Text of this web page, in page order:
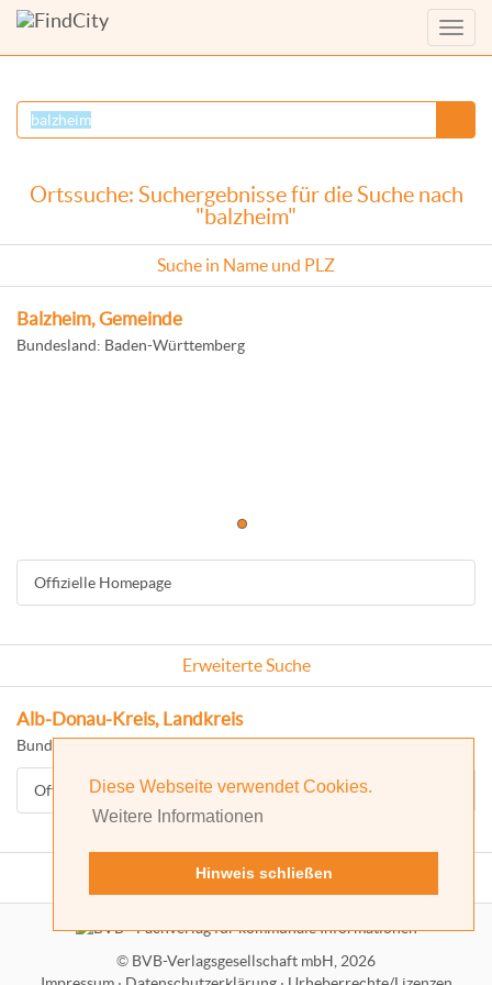
Diese Webseite verwendet Cookies.
Weitere Informationen
Hinweis schließen
Menü
Ortssuche: Suchergebnisse für die Suche nach
"balzheim"
Suche in Name und PLZ
Balzheim, Gemeinde
Bundesland: Baden-Württemberg
Offizielle Homepage
Erweiterte Suche
Alb-Donau-Kreis, Landkreis
Bundesland: Baden-Württemberg
Offizielle Homepage
© BVB-Verlagsgesellschaft mbH, 2026